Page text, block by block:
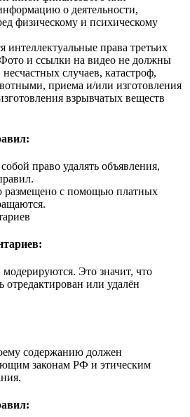
о деятельности,
физическому и психическому
права третьих
и ссылки на видео не должны
случаев, катастроф,
приема и/или изготовления
взрывчатых веществ
право удалять объявления,
размещено с помощью платных
Это значит, что
или удалён
содержанию должен
законам РФ и этическим